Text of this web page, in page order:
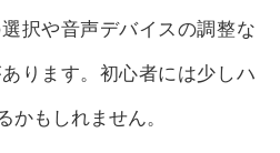
択や音声デバイスの調整な
ります。初心者には少しハ
かもしれません。